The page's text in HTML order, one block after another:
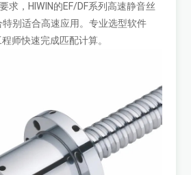
求，HIWIN的EF/DF系列高速静音丝
别适合高速应用。专业选型软件
师快速完成匹配计算。